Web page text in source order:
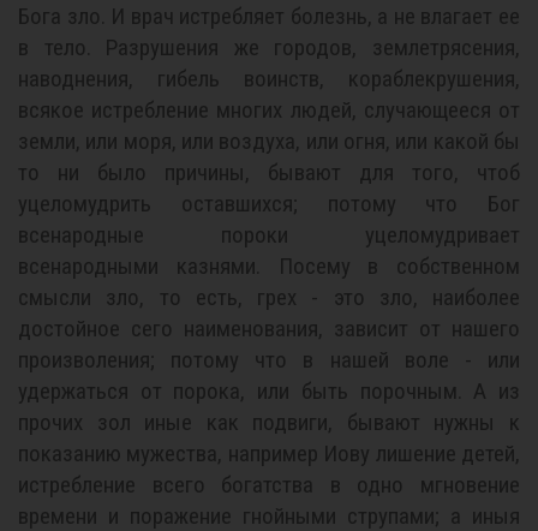
Бога зло. И врач истребляет болезнь, а не влагает ее
в тело. Разрушения же городов, землетрясения,
наводнения, гибель воинств, кораблекрушения,
всякое истребление многих людей, случающееся от
земли, или моря, или воздуха, или огня, или какой бы
то ни было причины, бывают для того, чтоб
уцеломудрить оставшихся; потому что Бог
всенародные пороки уцеломудривает
всенародными казнями. Посему в собственном
смысли зло, то есть, грех - это зло, наиболее
достойное сего наименования, зависит от нашего
произволения; потому что в нашей воле - или
удержаться от порока, или быть порочным. А из
прочих зол иные как подвиги, бывают нужны к
показанию мужества, например Иову лишение детей,
истребление всего богатства в одно мгновение
времени и поражение гнойными струпами; а иныя